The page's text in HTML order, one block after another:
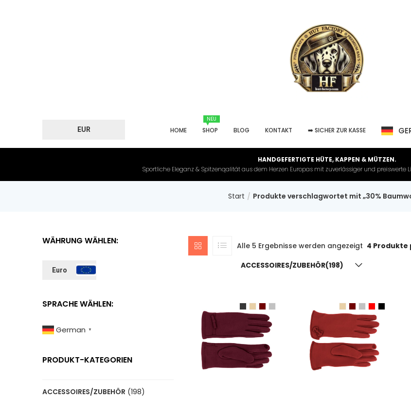
EUR HOME
NEU
SHOP BLOG KONTAKT ➡️ SICHER ZUR KASSE
HANDGEFERTIGTE HÜTE, KAPPEN & MÜTZEN.
Sportliche Eleganz & Spitzenqalität aus dem Herzen Europas mit zuverlässiger und preiswerte
Start Produkte verschlagwortet mit „30%
Alle 5 Ergebnisse werden angezeigt 4 Produkte
ACCESSOIRES/ZUBEHÖR(198)
WÄHRUNG WÄHLEN:
Euro
SPRACHE WÄHLEN:
German ▼
PRODUKT-KATEGORIEN
ACCESSOIRES/ZUBEHÖR (198)